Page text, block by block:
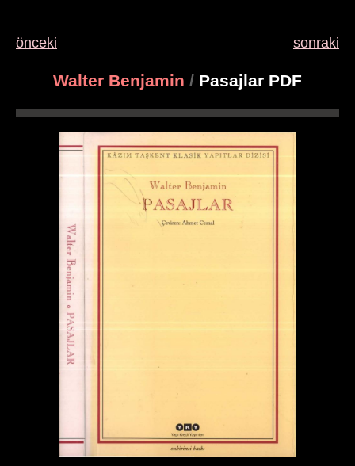
önceki sonraki
Walter Benjamin / Pasajlar PDF